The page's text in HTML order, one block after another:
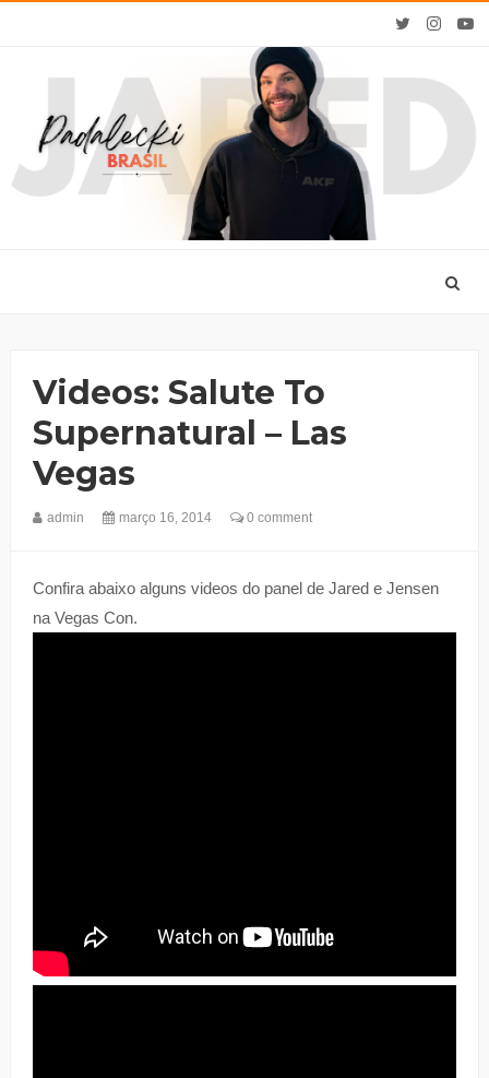
Videos: Salute To
Supernatural – Las
Vegas
admin março 16, 2014 0 comment
Confira abaixo alguns videos do panel de Jared e Jensen
na Vegas Con.